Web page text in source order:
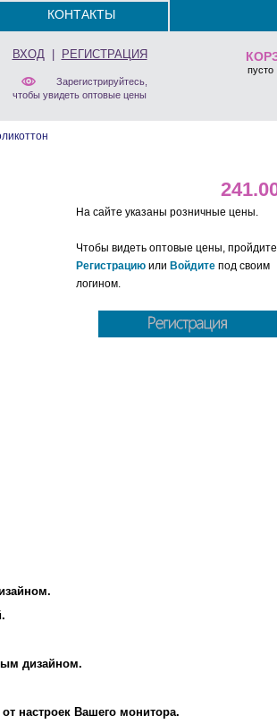
пусто
КОНТАКТЫ
ВХОД| РЕГИСТРАЦИЯ
Зарегистрируйтесь,
чтобы увидеть оптовые цены
На сайте указаны розничные цены.
Чтобы видеть оптовые цены, пройдите
Регистрацию или Войдите под своим
логином.
дизайном.
настроек Вашего монитора.